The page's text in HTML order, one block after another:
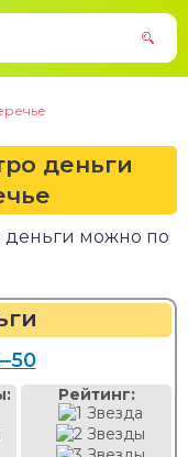
деньги
можно по
Рейтинг: